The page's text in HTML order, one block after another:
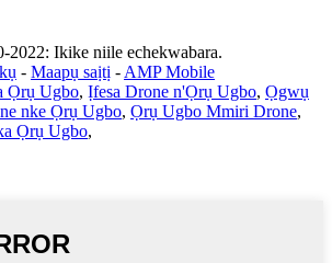
Ikike niile echekwabara.
- Maapụ saịtị - AMP Mobile
Ọrụ Ugbo, Ịfesa Drone n'Ọrụ Ugbo, Ọgwụ
nke Ọrụ Ugbo, Ọrụ Ugbo Mmiri Drone,
Ọrụ Ugbo,